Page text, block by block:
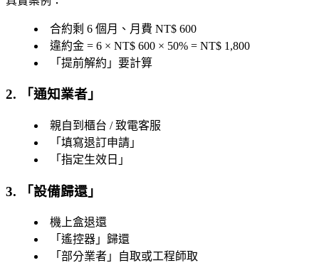
合約剩 6 個月、月費 NT$ 600
違約金 = 6 × NT$ 600 × 50% = NT$ 1,800
「 提前解約 」要計算
2. 「通知業者 」
親自到櫃台 / 致電客服
「 填寫退訂申請 」
「 指定生效日 」
3. 「設備歸還 」
機上盒退還
「 遙控器 」歸還
「 部分業者 」自取或工程師取